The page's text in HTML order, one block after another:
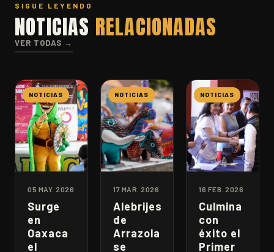
SIGUE LEYENDO
NOTICIAS RELACIONADAS
VER TODAS →
NOTICIAS
05 MAY. 2026
Surge
en
Oaxaca
el
NOTICIAS
17 MAR. 2026
Alebrijes
de
Arrazola
se
NOTICIAS
16 FEB. 2026
Culmina
con
éxito el
Primer